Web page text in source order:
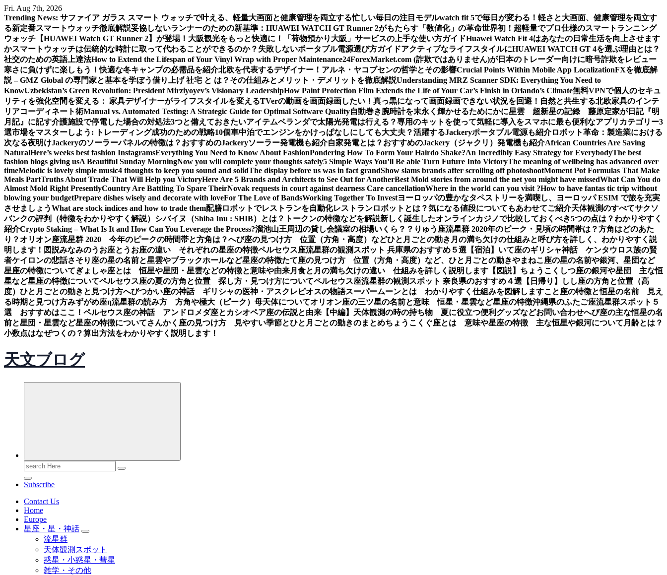
Skip
to
content
Fri. Aug 7th, 2026
Trending News: サファイア ガラス スマート ウォッチで叶える、軽量大画面と健康管理を両立する忙しい毎日の注目モデルwatch fit 5で毎日が変わる！軽さと大画面、健康管理を両立す
る新定番スマートウォッチ徹底解説妥協しないランナーのための新基準：HUAWEI WATCH GT Runner 2がもたらす「数値化」の革命世界初！超軽量でプロ仕様のスマートランニング
ウォッチ【HUAWEI Watch GT Runner 2】が登場！ 大阪観光をもっと快適に！「荷物預かり大阪」サービスの上手な使い方ガイドHuawei Watch Fit 4はあなたの日常生活を向上させます
かスマートウォッチは伝統的な時計に取って代わることができるのか？ 失敗しないポータブル電源選び方ガイドアクティブなライフスタイルにHUAWEI WATCH GT 4を選ぶ理由とは？
社交のための英語上達法How to Extend the Lifespan of Your Vinyl Wrap with Proper Maintenance24ForexMarket.com (詐欺ではありません)が日本のトレーダー向けに暗号詐欺をレビュー
寒さに負けずに楽しもう！快適な冬キャンプの必需品を紹介北欧を代表するデザイナー！アルネ・ヤコブセンの哲学とその影響Crucial Points Within Mobile App LocalizationFXを徹底解
説 – GMZ Global の専門家と基本を学ぼう借り上げ 社宅 と は？その仕組みとメリット・デメリットを徹底解説Understanding MRZ Scanner SDK: Everything You Need to
KnowUzbekistan’s Green Revolution: President Mirziyoyev’s Visionary LeadershipHow Paint Protection Film Extends the Life of Your Car’s Finish in Orlando’s Climate無料VPNで個人のセキュ
リティを強化空間を変える： 家具デザイナーがライフスタイルを変えるTVerの動画を画面録画したい！真っ黒になって画面録画できない状況を回避！ 自然と共生する北欧家具のインテ
リアコーディネート術Manual vs. Automated Testing: A Strategic Guide for Optimal Software Quality自動巻き腕時計を末永く輝かせるためにかに星雲 超新星の記録 藤原定家が日記『明
月記』に記す介護施設で停電した場合の対処法3つと備えておきたいアイテムベランダで太陽光発電は行える？専用のキットを使って気軽に導入をスマホに最も便利なアプリカテゴリー3
選市場をマスターしよう: トレーディング成功のための戦略10個車中泊でエンジンをかけっぱなしにしても大丈夫？活躍するJackeryポータブル電源も紹介ロボット革命：製造業における
次なる夜明けJackeryのソーラーパネルの特徴は？おすすめのJackeryソーラー発電機も紹介自家発電とは？おすすめのJackery（ジャクリ）発電機も紹介African Countries Are Saving
NaturalHere’s weeks best fashion InstagramsEverything You Need to Know About FashionPondering How To Form Your Hairdo Shake?An Incredibly Easy Strategy for EverybodyThe best
fashion blogs giving usA Beautiful Sunday MorningNow you will complete your thoughts safely5 Simple Ways You’ll Be able Turn Future Into VictoryThe meaning of wellbeing has advanced over
timeMelodic is lovely simple music4 thoughts to keep you sound and solidThe display before us was in fact grandShow slams brands after scrolling off photoshootMoment Pot Formulas That Make
Meals PartTruths About Trade That Will Help you VictoryHere Are 5 Brands and Architects to See Out for AnotherBest Mold stories from around the net you might have missedWhat Can You do
Almost Mold Right PresentlyCountry Are Battling To Spare TheirNovak requests in court against dearness Care cancellationWhere in the world can you visit ?How to have fantas tic trip without
blowing your budgetPrepare dishes wisely and decorate with loveFor The Love of BandsWorking Together To Investヨーロッパの豊かなタペストリーを満喫し、ヨーロッパ ESIM で旅を充実
させましょうWhat are stock indices and how to trade them配膳ロボットでレストランを自動化レストランロボットとは？気になる値段についてもあわせてご紹介天体観測のすべてサクソ
バンクの評判（特徴をわかりやすく解説） シバイヌ（Shiba Inu : SHIB）とは？トークンの特徴などを解説新しく誕生したオンラインカジノで比較しておくべき5つの点は？わかりやすく
紹介Crypto Staking – What Is It and How Can You Leverage the Process?溜池山王周辺の貸し会議室の相場いくら？？ りゅう座流星群 2020年のピーク・見頃の時間帯は？方角はどのあた
り？オリオン座流星群 2020 今年のピークの時間帯と方角は？へび座の見つけ方 位置（方角・高度）などひと月ごとの動き 月の満ち欠けの仕組みと呼び方を詳しく、わかりやすく説
明します！図説みなみのうお座とうお座の違い それぞれの星座の特徴ペルセウス座流星群の観測スポット 兵庫県のおすすめ５選【宿泊】 いて座のギリシャ神話 ケンタウロス族の賢
者ケイロンの悲話さそり座の星の名前と星雲やブラックホールなど星座の特徴たて座の見つけ方 位置（方角・高度）など、ひと月ごとの動きやまねこ座の星の名前や銀河、星団など
星座の特徴についてぎょしゃ座とは 恒星や星団・星雲などの特徴と意味や由来月食と月の満ち欠けの違い 仕組みを詳しく説明します【図説】 ちょうこくしつ座の銀河や星団 主な恒
星など星座の特徴についてペルセウス座の夏の方角と位置 探し方・見つけ方についてペルセウス座流星群の観測スポット 奈良県のおすすめ４選【日帰り】
しし座の方角と位置（高
度）ひと月ごとの動きと見つけ方へびつかい座の神話 ギリシャの医神・アスクレピオスの物語スーパームーンとは わかりやすく仕組みを図解しますこと座の特徴と恒星の名前 見え
る時期と見つけ方みずがめ座η流星群の読み方 方角や極大（ピーク）母天体についてオリオン座の三ツ星の名前と意味 恒星・星雲など星座の特徴沖縄県のふたご座流星群スポット５
選 おすすめはここ！ ペルセウス座の神話 アンドロメダ座とカシオペア座の伝説と由来【中編】 天体観測の時の持ち物 夏に役立つ便利グッズなどお問い合わせへび座の主な恒星の名
前と星団・星雲など星座の特徴についてさんかく座の見つけ方 見やすい季節とひと月ごとの動きのまとめちょうこくぐ座とは 意味や星座の特徴 主な恒星や銀河について 月齢とは？
小数点はなぜつくの？算出方法をわかりやすく説明します！
天文ブログ
Search
for:
Subscribe
Contact Us
Home
Europe
星座・星・神話
流星群
天体観測スポット
惑星・小惑星・彗星
雑学・その他